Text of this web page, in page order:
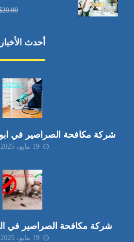
20.00
أحدث الأخبار
شركة مكافحة الصراصير في ابوظبي :
19 مايو، 2025
شركة مكافحة الصراصير في العين :
19 مايو، 2025